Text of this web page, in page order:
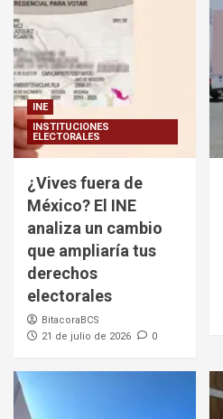
INE
INSTITUCIONES
ELECTORALES
¿Vives fuera de
México? El INE
analiza un cambio
que ampliaría tus
derechos
electorales
BitacoraBCS
21 de julio de 2026
0